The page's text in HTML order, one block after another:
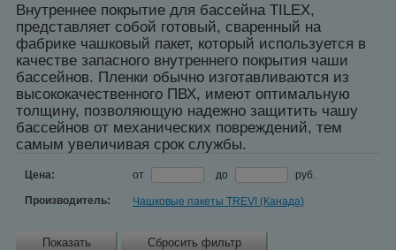
Внутреннее покрытие для бассейна TILEX,
представляет собой готовый, сваренный на
фабрике чашковый пакет, который используется в
качестве запасного внутреннего покрытия чаши
бассейнов. Пленки обычно изготавливаются из
высококачественного ПВХ, имеют оптимальную
толщину, позволяющую надежно защитить чашу
бассейнов от механических повреждений, тем
самым увеличивая срок службы.
Цена: от до руб.
Производитель: Чашковые пакеты TREVI (Канада)
Показать Сбросить фильтр